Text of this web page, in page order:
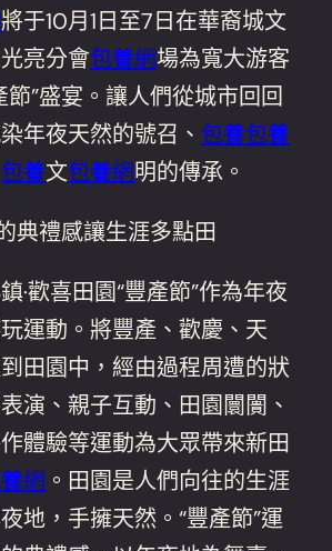
將于10月1日至7日在華裔城文
亮分會包養網場為寬大游客
節”盛宴。讓人們從城市回回
年夜天然的號召、 包養包養
包養文包養網明的傳承。
典禮感讓生涯多點田
·歡喜田園“豐產節”作為年夜
運動。將豐產、歡慶、天
田園中，經由過程周遭的狀
演、親子互動、田園闤闠、
體驗等運動為大眾帶來新田
網 。田園是人們向往的生涯
地，手擁天然。“豐產節”運